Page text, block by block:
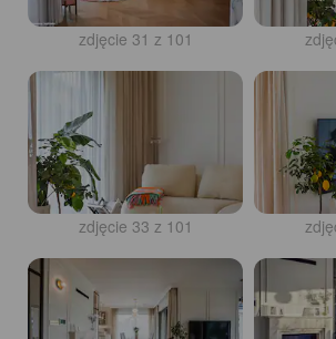
zdjęcie 31 z 101
zdjęcie 33 z 101